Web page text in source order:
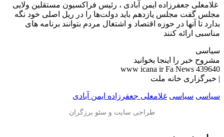
️ غلامعلی جعفرزاده ایمن آبادی ، رئیس فراکسیون مستقلین ولایی
مجلس گفت مجلس یازدهم باید دولت‌ها را در ریل اصلی خود نگه
بدارد تا آنها در حوزه اقتصاد و اشتغال مردم بتوانند برنامه های
مناسبی ارائه کنند
سیاسی
مشروح خبر را اینجا بخوانید
www icana ir Fa News 439640
| خبرگزاری خانه ملت
سیاسی سیاسی غلامعلی جعفرزاده ایمن آبادی